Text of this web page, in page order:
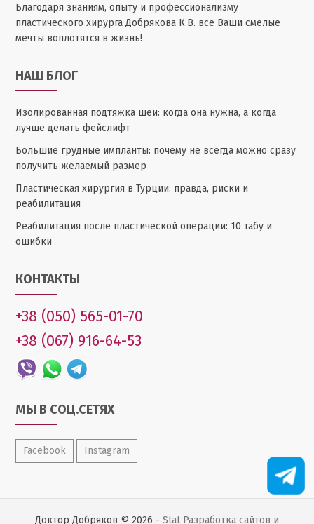
Благодаря знаниям, опыту и профессионализму
пластического хирурга Добрякова К.В. все Ваши смелые
мечты воплотятся в жизнь!
НАШ БЛОГ
Изолированная подтяжка шеи: когда она нужна, а когда
лучше делать фейслифт
Большие грудные импланты: почему не всегда можно сразу
получить желаемый размер
Пластическая хирургия в Турции: правда, риски и
реабилитация
Реабилитация после пластической операции: 10 табу и
ошибки
КОНТАКТЫ
+38 (050) 565-01-70
+38 (067) 916-64-53
МЫ В СОЦ.СЕТЯХ
Facebook Instagram
Доктор Добряков © 2026 - Stat Разработка сайтов и